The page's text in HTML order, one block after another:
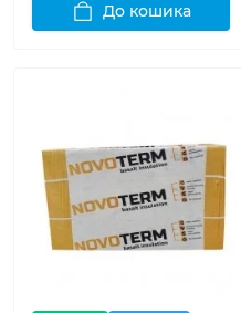
До кошика